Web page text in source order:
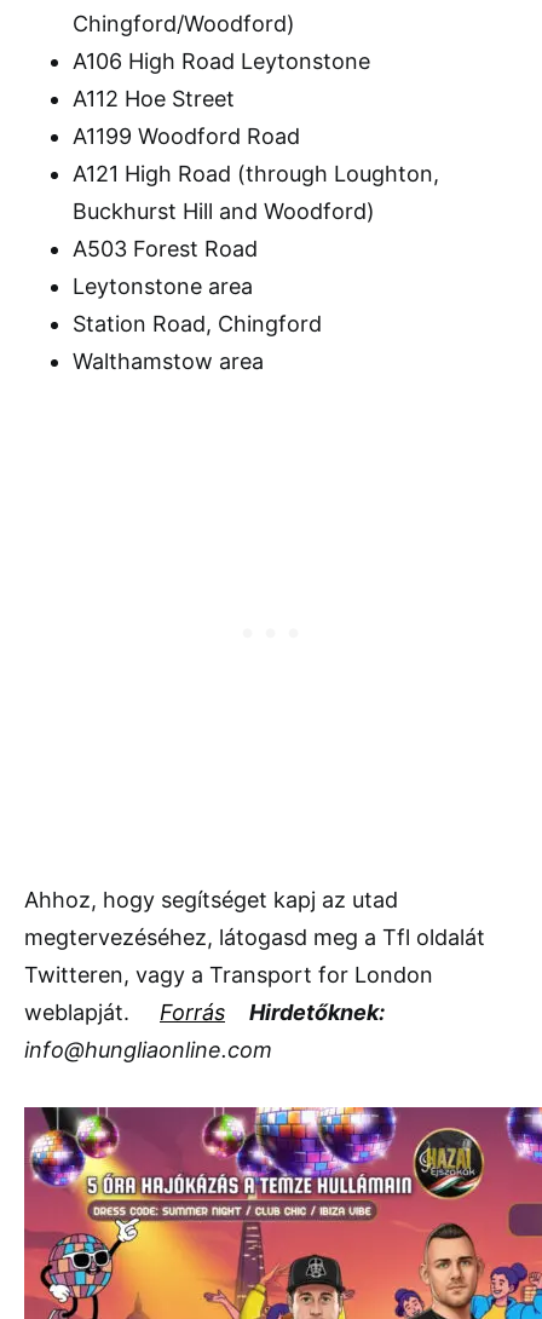
Chingford/Woodford)
A106 High Road Leytonstone
A112 Hoe Street
A1199 Woodford Road
A121 High Road (through Loughton,
Buckhurst Hill and Woodford)
A503 Forest Road
Leytonstone area
Station Road, Chingford
Walthamstow area
Ahhoz, hogy segítséget kapj az utad
megtervezéséhez, látogasd meg a Tfl oldalát
Twitteren, vagy a Transport for London
weblapját. Forrás
Hirdetőknek:
info@hungliaonline.com